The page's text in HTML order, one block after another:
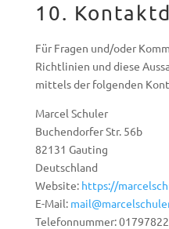
10.
Für Fragen und/oder
Richtlinien und diese
mittels der folgenden
Marcel Schuler
Buchendorfer Str. 56b
82131 Gauting
Deutschland
Website: https://
E-Mail:
Telefonnummer: